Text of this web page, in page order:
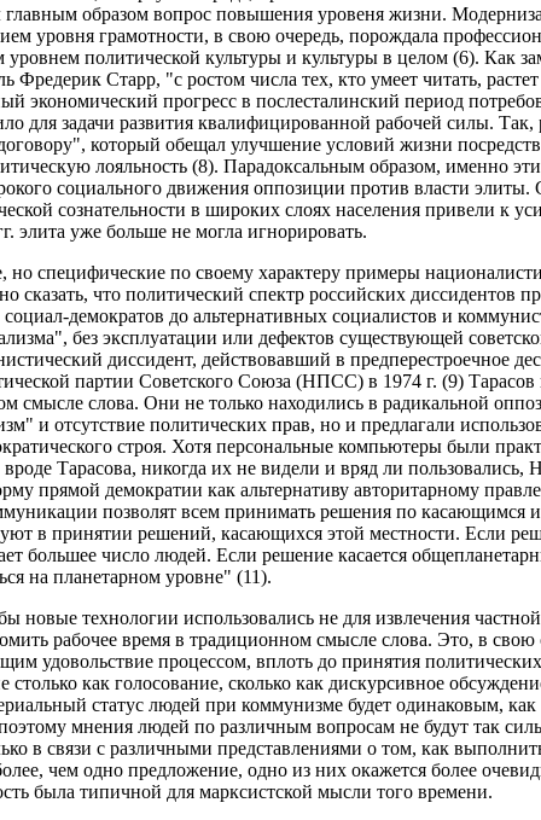
главным образом вопрос повышения уровеня жизни.
уровня грамотности, в свою очередь, порождала
уровнем политической культуры и культуры в целом (6). Как
Фредерик Старр, "с ростом числа тех, кто умеет читать,
экономический прогресс в послесталинский период
для задачи развития квалифицированной рабочей силы. Так,
который обещал улучшение условий жизни
лояльность (8). Парадоксальным образом, именно
социального движения оппозиции против власти элиты.
сознательности в широких слоях населения привели к
элита уже больше не могла игнорировать.
но специфические по своему характеру примеры
сказать, что политический спектр российских диссидентов
демократов до альтернативных социалистов и
без эксплуатации или дефектов существующей
диссидент, действовавший в предперестроечное
партии Советского Союза (НПСС) в 1974 г. (9)
смысле слова. Они не только находились в радикальной
и отсутствие политических прав, но и предлагали
строя. Хотя персональные компьютеры были
Тарасова, никогда их не видели и вряд ли
прямой демократии как альтернативу авторитарному
позволят всем принимать решения по касающимся
в принятии решений, касающихся этой местности. Если
большее число людей. Если решение касается
на планетарном уровне" (11).
новые технологии использовались не для извлечения
рабочее время в традиционном смысле слова. Это, в свою
удовольствие процессом, вплоть до принятия
столько как голосование, сколько как дискурсивное
статус людей при коммунизме будет одинаковым,
мнения людей по различным вопросам не будут так
в связи с различными представлениями о том, как
чем одно предложение, одно из них окажется более
была типичной для марксистской мысли того времени.